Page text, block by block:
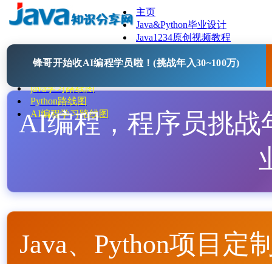
主页
Java&Python毕业设计
Java1234原创视频教程
Java开源项目
java学习路线图
Python路线图
AI编程学习路线图
锋哥开始收AI编程学员啦！(挑战年入30~100万)
AI编程，程序员挑战
Java、Python项目定